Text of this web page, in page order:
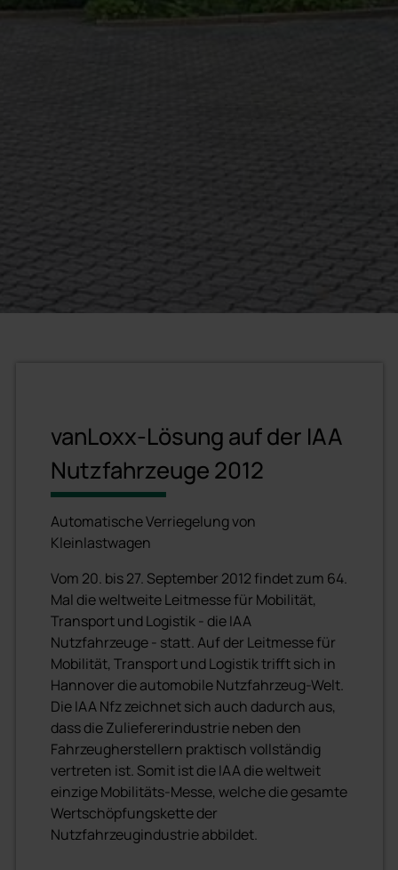
vanLoxx-Lösung auf der IAA
Nutzfahrzeuge 2012
Automatische Verriegelung von
Kleinlastwagen
Vom 20. bis 27. September 2012 findet zum 64.
Mal die weltweite Leitmesse für Mobilität,
Transport und Logistik - die IAA
Nutzfahrzeuge - statt. Auf der Leitmesse für
Mobilität, Transport und Logistik trifft sich in
Hannover die automobile Nutzfahrzeug-Welt.
Die IAA Nfz zeichnet sich auch dadurch aus,
dass die Zuliefererindustrie neben den
Fahrzeugherstellern praktisch vollständig
vertreten ist. Somit ist die IAA die weltweit
einzige Mobilitäts-Messe, welche die gesamte
Wertschöpfungskette der
Nutzfahrzeugindustrie abbildet.